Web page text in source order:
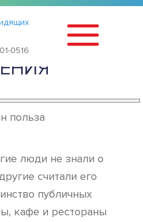
0516
И ПОЛЬЗА
люди не знали о
считали его
публичных
кафе и рестораны